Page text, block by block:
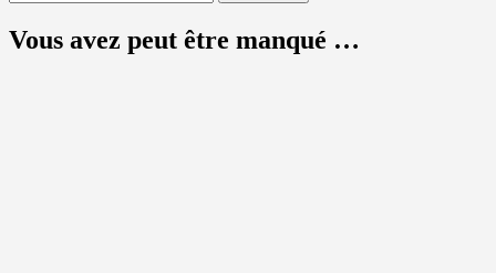
Vous avez peut être manqué …